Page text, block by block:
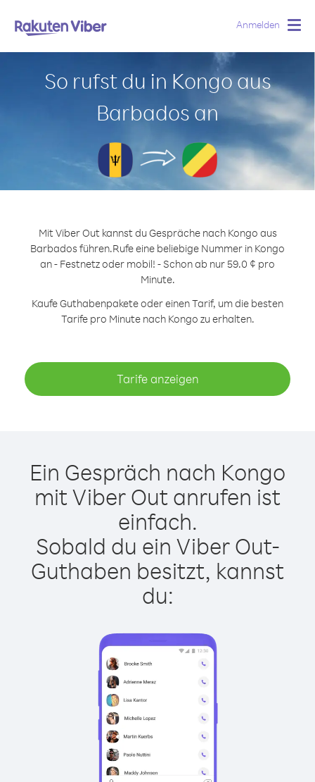
Anmelden
So rufst du in Kongo aus
Barbados an
Mit Viber Out kannst du Gespräche nach Kongo aus
Barbados führen.Rufe eine beliebige Nummer in Kongo
an - Festnetz oder mobil! - Schon ab nur 59.0 ¢ pro
Minute.
Kaufe Guthabenpakete oder einen Tarif, um die besten
Tarife pro Minute nach Kongo zu erhalten.
Tarife anzeigen
Ein Gespräch nach Kongo
mit Viber Out anrufen ist
einfach.
Sobald du ein Viber Out-
Guthaben besitzt, kannst
du: